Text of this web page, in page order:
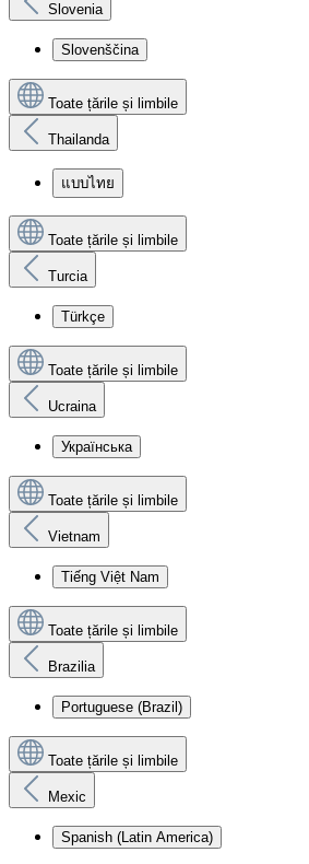
Slovenia
Slovenščina
Toate țările și limbile
Thailanda
แบบไทย
Toate țările și limbile
Turcia
Türkçe
Toate țările și limbile
Ucraina
Українська
Toate țările și limbile
Vietnam
Tiếng Việt Nam
Toate țările și limbile
Brazilia
Portuguese (Brazil)
Toate țările și limbile
Mexic
Spanish (Latin America)